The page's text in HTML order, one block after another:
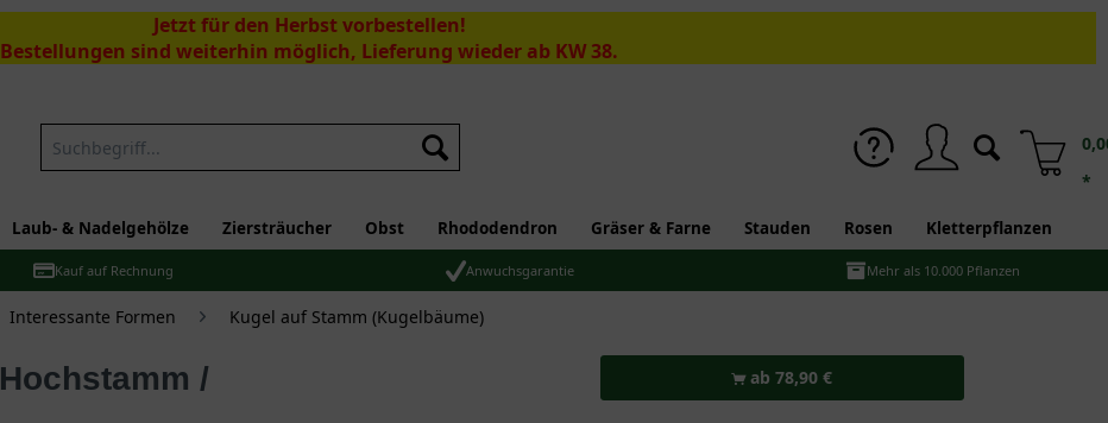
Jetzt für den Herbst vorbestellen!
Bestellungen sind weiterhin möglich, Lieferung wieder ab KW 38.
Suchen
*
Laub- & Nadelgehölze Ziersträucher Obst Rhododendron Gräser & Farne Stauden Rosen Kletterpflanzen
Kauf auf Rechnung Anwuchsgarantie Mehr als 10.000 Pflanzen
Interessante Formen Kugel auf Stamm (Kugelbäume)
ab 78,90 €